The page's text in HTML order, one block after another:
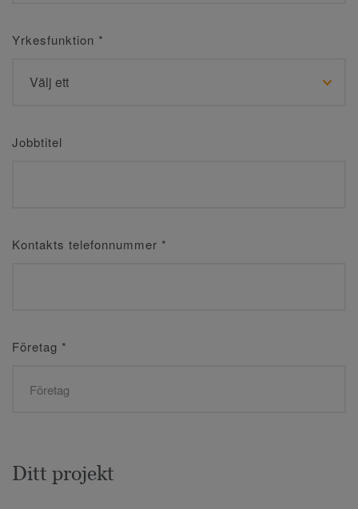
Yrkesfunktion *
Jobbtitel
Kontakts telefonnummer *
Företag *
Ditt projekt